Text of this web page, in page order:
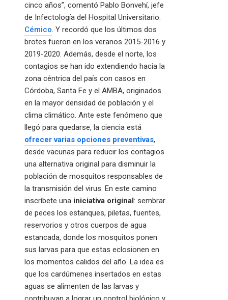
cinco años”, comentó Pablo Bonvehí, jefe
de Infectología del Hospital Universitario.
Cémico. Y recordó que los últimos dos
brotes fueron en los veranos 2015-2016 y
2019-2020. Además, desde el norte, los
contagios se han ido extendiendo hacia la
zona céntrica del país con casos en
Córdoba, Santa Fe y el AMBA, originados
en la mayor densidad de población y el
clima climático. Ante este fenómeno que
llegó para quedarse, la ciencia está
ofrecer varias opciones preventivas,
desde vacunas para reducir los contagios
una alternativa original para disminuir la
población de mosquitos responsables de
la transmisión del virus. En este camino
inscríbete una iniciativa original : sembrar
de peces los estanques, piletas, fuentes,
reservorios y otros cuerpos de agua
estancada, donde los mosquitos ponen
sus larvas para que estas eclosionen en
los momentos calidos del año. La idea es
que los cardúmenes insertados en estas
aguas se alimenten de las larvas y